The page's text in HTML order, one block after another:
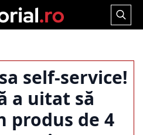
Search
self-service!
a uitat să
produs de 4